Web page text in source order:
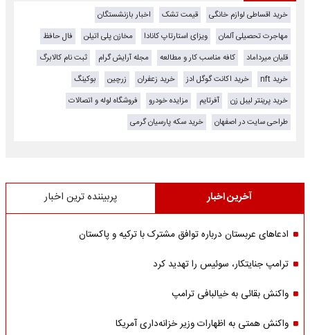
خرید اقساطی لوازم خانگی قیمت تشک
اخبار بازنشستگان
مهاجرت تحصیلی آلمان
ویزای استارتاپ کانادا مخازن پلی اتیلن
فال حافظ
قلیان میرداماد
کافه مناسب کار و مطالعه مجله آرایش گرام
ثبت نام کالابرگ
خرید nft
خرید اکانت گوگل ادز خرید زعفران زرچین
بوکینگ
خرید پرینتر لیبل زن
آفرتایم مزایده خودرو
فروشگاه لوله و اتصالات
طراحی سایت در اصفهان
خرید سکه پارسیان گرمی
آخرین اخبار پربیننده ترین اخبار
ادعاهای عربستان درباره توافق مشترک با ترکیه و پاکستان
ترامپ جنایتکار، سوئیس را تهدید کرد
واکنش بقائی به خیالبافی ترامپ
واکنش همتی به اظهارات وزیر خزانه‌داری آمریکا